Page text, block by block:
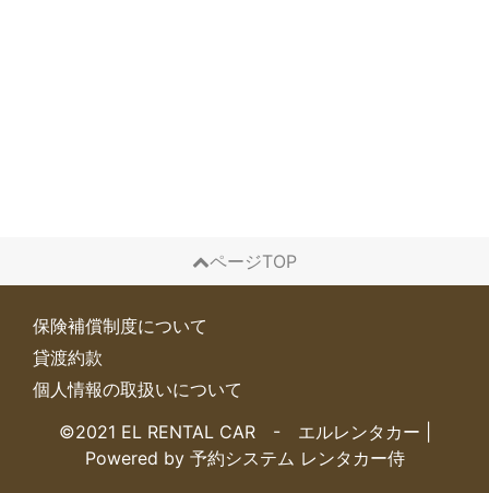
ページTOP
保険補償制度について
貸渡約款
個人情報の取扱いについて
©2021 EL RENTAL CAR - エルレンタカー
Powered by 予約システム レンタカー侍